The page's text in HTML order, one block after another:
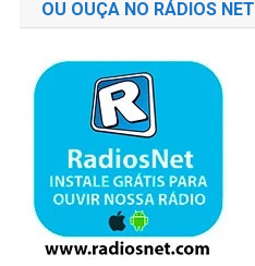
OU OUÇA NO RÁDIOS NET